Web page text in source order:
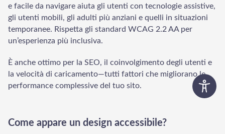
e facile da navigare aiuta gli utenti con tecnologie assistive,
gli utenti mobili, gli adulti più anziani e quelli in situazioni
temporanee. Rispetta gli standard WCAG 2.2 AA per
un’esperienza più inclusiva.
È anche ottimo per la SEO, il coinvolgimento degli utenti e
la velocità di caricamento—tutti fattori che migliorano le
performance complessive del tuo sito.
Come appare un design accessibile?